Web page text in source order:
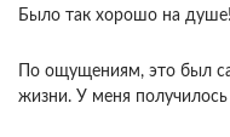
Было так хорошо на
По ощущениям, это был
жизни. У меня